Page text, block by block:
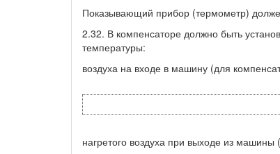
Показывающий прибор (термометр)
2.32. В компенсаторе должно быть
температуры:
воздуха на входе в машину (для
нагретого воздуха при выходе из